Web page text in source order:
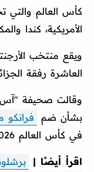
كأس العالم والتي
الأمريكية، كندا
ويقع منتخب
العاشرة رفقة
وقالت صحيفة "آس"
بشأن ضم
فرانكو
في كأس العالم 2026.
اقرأ أيضًا |